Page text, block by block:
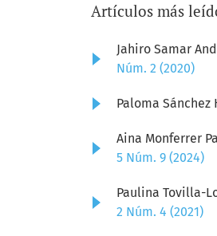
Artículos más
Jahiro Samar
Núm. 2 (2020)
Paloma Sánchez
Aina Monferrer
5 Núm. 9 (2024)
Paulina Tovilla-
2 Núm. 4 (2021)